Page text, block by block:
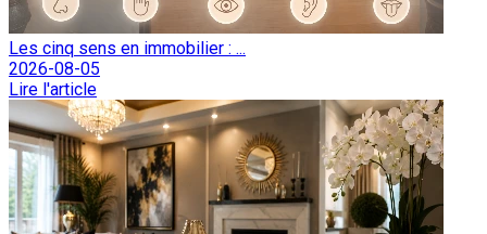
Les cinq sens en immobilier : ...
2026-08-05
Lire l'article